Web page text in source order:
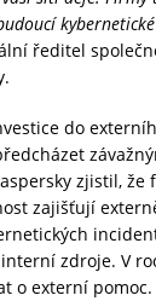
ředitel
do
zjistil, že
zajišťují
zdroje. V
o externí